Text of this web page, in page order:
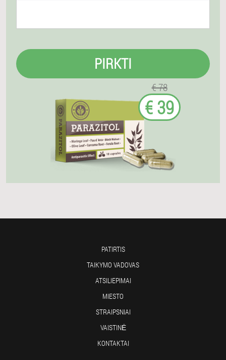
PIRKTI
€ 78
€ 39
PATIRTIS
TAIKYMO VADOVAS
ATSILIEPIMAI
MIESTO
STRAIPSNIAI
VAISTINĖ
KONTAKTAI